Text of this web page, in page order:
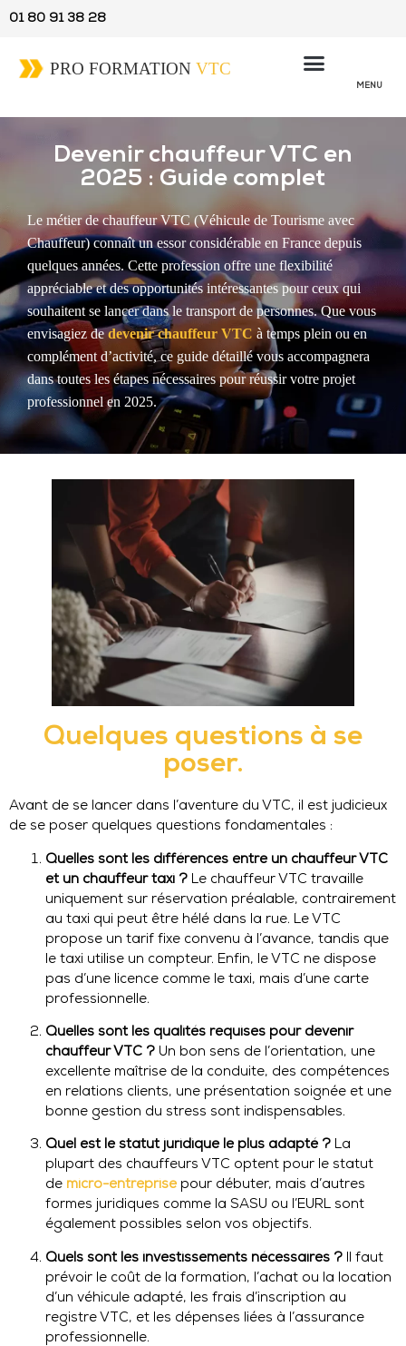
01 80 91 38 28
MENU
Devenir chauffeur VTC en
2025 : Guide complet
Le métier de chauffeur VTC (Véhicule de Tourisme avec
Chauffeur) connaît un essor considérable en France depuis
quelques années. Cette profession offre une flexibilité
appréciable et des opportunités intéressantes pour ceux qui
souhaitent se lancer dans le transport de personnes. Que vous
envisagiez dedevenir chauffeur VTC à temps plein ou en
complément d’activité, ce guide détaillé vous accompagnera
dans toutes les étapes nécessaires pour réussir votre projet
professionnel en 2025.
Quelques questions à se
poser.
Avant de se lancer dans l’aventure du VTC, il est judicieux
de se poser quelques questions fondamentales :
Quelles sont les différences entre un chauffeur VTC
et un chauffeur taxi ? Le chauffeur VTC travaille
uniquement sur réservation préalable, contrairement
au taxi qui peut être hélé dans la rue. Le VTC
propose un tarif fixe convenu à l’avance, tandis que
le taxi utilise un compteur. Enfin, le VTC ne dispose
pas d’une licence comme le taxi, mais d’une carte
professionnelle.
Quelles sont les qualités requises pour devenir
chauffeur VTC ? Un bon sens de l’orientation, une
excellente maîtrise de la conduite, des compétences
en relations clients, une présentation soignée et une
bonne gestion du stress sont indispensables.
Quel est le statut juridique le plus adapté ? La
plupart des chauffeurs VTC optent pour le statut
de micro-entreprise pour débuter, mais d’autres
formes juridiques comme la SASU ou l’EURL sont
également possibles selon vos objectifs.
Quels sont les investissements nécessaires ? Il faut
prévoir le coût de la formation, l’achat ou la location
d’un véhicule adapté, les frais d’inscription au
registre VTC, et les dépenses liées à l’assurance
professionnelle.